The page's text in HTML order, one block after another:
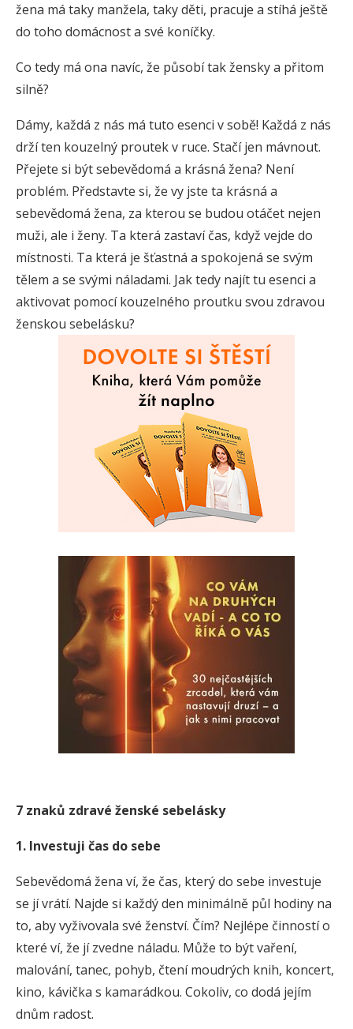
žena má taky manžela, taky děti, pracuje a stíhá ještě
do toho domácnost a své koníčky.
Co tedy má ona navíc, že působí tak žensky a přitom
silně?
Dámy, každá z nás má tuto esenci v sobě! Každá z nás
drží ten kouzelný proutek v ruce. Stačí jen mávnout.
Přejete si být sebevědomá a krásná žena? Není
problém. Představte si, že vy jste ta krásná a
sebevědomá žena, za kterou se budou otáčet nejen
muži, ale i ženy. Ta která zastaví čas, když vejde do
místnosti. Ta která je šťastná a spokojená se svým
tělem a se svými náladami. Jak tedy najít tu esenci a
aktivovat pomocí kouzelného proutku svou zdravou
ženskou sebelásku?
7 znaků zdravé ženské sebelásky
1. Investuji čas do sebe
Sebevědomá žena ví, že čas, který do sebe investuje
se jí vrátí. Najde si každý den minimálně půl hodiny na
to, aby vyživovala své ženství. Čím? Nejlépe činností o
které ví, že jí zvedne náladu. Může to být vaření,
malování, tanec, pohyb, čtení moudrých knih, koncert,
kino, kávička s kamarádkou. Cokoliv, co dodá jejím
dnům radost.